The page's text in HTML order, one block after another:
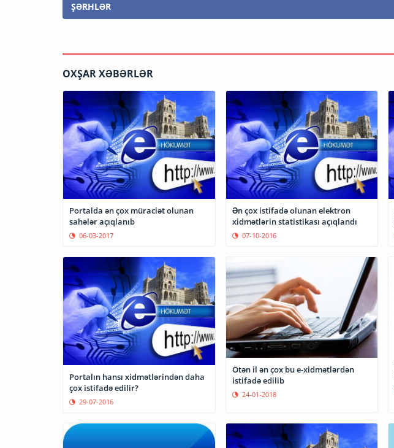
ŞƏRHLƏR
OXŞAR XƏBƏRLƏR
Portalda ən çox müraciət olunan
sahələr açıqlanıb
06-03-2017
Ən çox istifadə olunan elektron
xidmətlərin statistikası açıqlandı
07-10-2016
Portalın hansı xidmətlərindən daha
çox istifadə edilir?
29-07-2016
Ötən il ən çox bu e-xidmətlərdən
istifadə edilib
24-01-2018